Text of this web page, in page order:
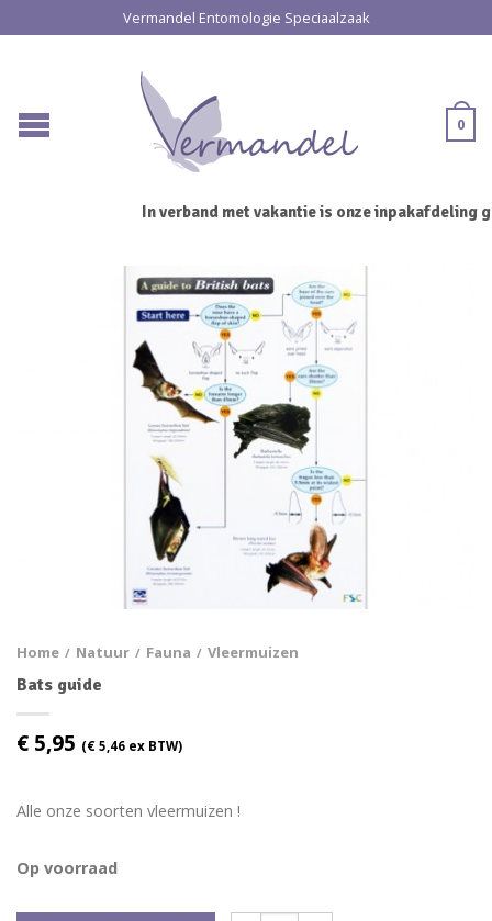
Vermandel Entomologie Speciaalzaak
0
In verband met vakantie is onze inpakafdeling
Home / Natuur / Fauna / Vleermuizen
Bats guide
€ 5,95 (€ 5,46 ex BTW)
Alle onze soorten vleermuizen !
Op voorraad